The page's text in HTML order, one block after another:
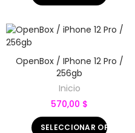
OpenBox / IPhone 12 Pro /
256gb
Inicio
570,00 $
SELECCIONAR OPCIONES